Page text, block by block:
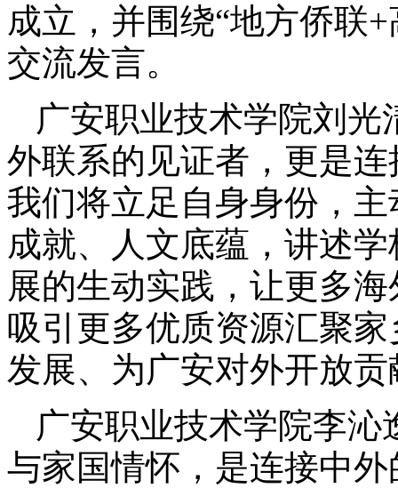
成立，并围绕“地方侨联
交流发言。
广安职业技术学院刘
外联系的见证者，更是
我们将立足自身身份，
成就、人文底蕴，讲述
展的生动实践，让更多
吸引更多优质资源汇聚
发展、为广安对外开放
广安职业技术学院李
与家国情怀，是连接中